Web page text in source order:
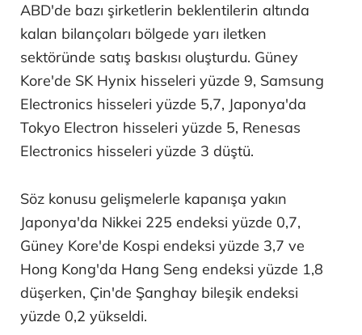
ABD'de bazı şirketlerin beklentilerin altında
kalan bilançoları bölgede yarı iletken
sektöründe satış baskısı oluşturdu. Güney
Kore'de SK Hynix hisseleri yüzde 9, Samsung
Electronics hisseleri yüzde 5,7, Japonya'da
Tokyo Electron hisseleri yüzde 5, Renesas
Electronics hisseleri yüzde 3 düştü.
Söz konusu gelişmelerle kapanışa yakın
Japonya'da Nikkei 225 endeksi yüzde 0,7,
Güney Kore'de Kospi endeksi yüzde 3,7 ve
Hong Kong'da Hang Seng endeksi yüzde 1,8
düşerken, Çin'de Şanghay bileşik endeksi
yüzde 0,2 yükseldi.